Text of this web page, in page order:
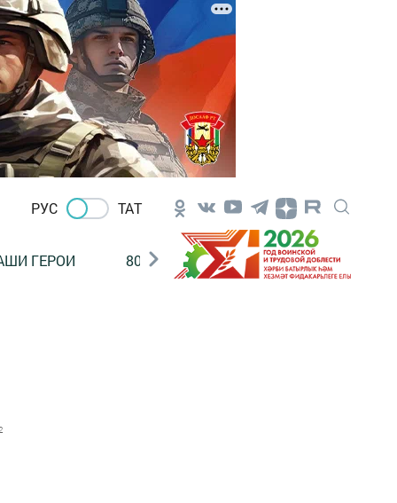
РУС ТАТ
ГЕРОИ 80 ЛЕТ ПОБЕДЫ! Финансовая